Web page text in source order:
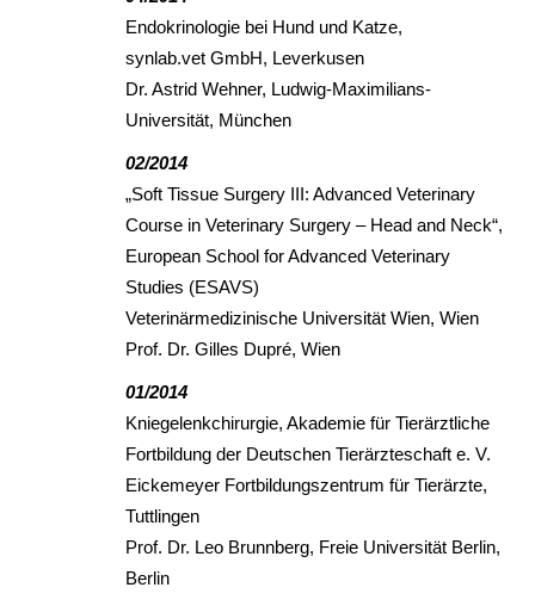
Endokrinologie bei Hund und Katze,
synlab.vet GmbH, Leverkusen
Dr. Astrid Wehner, Ludwig-Maximilians-
Universität, München
02/2014
„Soft Tissue Surgery III: Advanced Veterinary
Course in Veterinary Surgery – Head and Neck“,
European School for Advanced Veterinary
Studies (ESAVS)
Veterinärmedizinische Universität Wien, Wien
Prof. Dr. Gilles Dupré, Wien
01/2014
Kniegelenkchirurgie, Akademie für Tierärztliche
Fortbildung der Deutschen Tierärzteschaft e. V.
Eickemeyer Fortbildungszentrum für Tierärzte,
Tuttlingen
Prof. Dr. Leo Brunnberg, Freie Universität Berlin,
Berlin